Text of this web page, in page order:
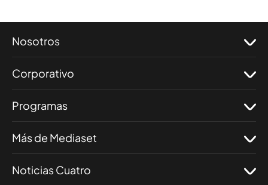
Nosotros
Corporativo
Programas
Más de Mediaset
Noticias Cuatro